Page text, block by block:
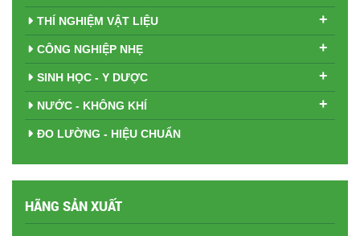
THÍ NGHIỆM VẬT LIỆU +
CÔNG NGHIỆP NHẸ +
SINH HỌC - Y DƯỢC +
NƯỚC - KHÔNG KHÍ +
ĐO LƯỜNG - HIỆU CHUẨN
HÃNG SẢN XUẤT